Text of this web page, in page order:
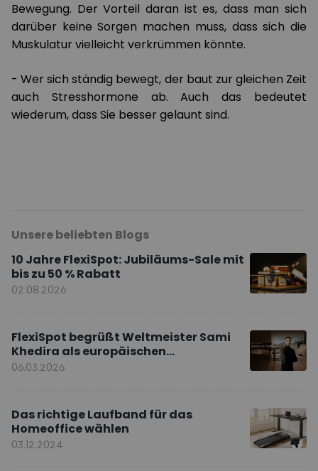
Bewegung. Der Vorteil daran ist es, dass man sich
darüber keine Sorgen machen muss, dass sich die
Muskulatur vielleicht verkrümmen könnte.
- Wer sich ständig bewegt, der baut zur gleichen Zeit
auch Stresshormone ab. Auch das bedeutet
wiederum, dass Sie besser gelaunt sind.
Unsere beliebten Blogs
10 Jahre FlexiSpot: Jubiläums-Sale mit
bis zu 50 % Rabatt
02.08.2026
FlexiSpot begrüßt Weltmeister Sami
Khedira als europäischen
Markenbotschafter
06.03.2026
Das richtige Laufband für das
Homeoffice wählen
03.12.2024